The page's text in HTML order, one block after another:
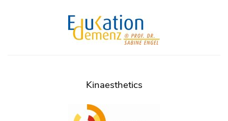
Kinaesthetics